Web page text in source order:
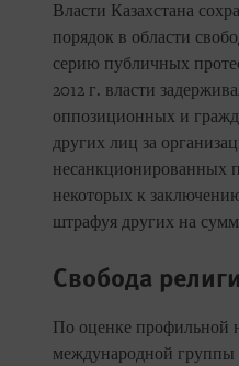
Власти Казахстана
порядок в области
серию публичных
2012 г. власти
оппозиционных и
других лиц за
несанкционированных
некоторых к
штрафуя других на
Свобода
По оценке профильной
международной